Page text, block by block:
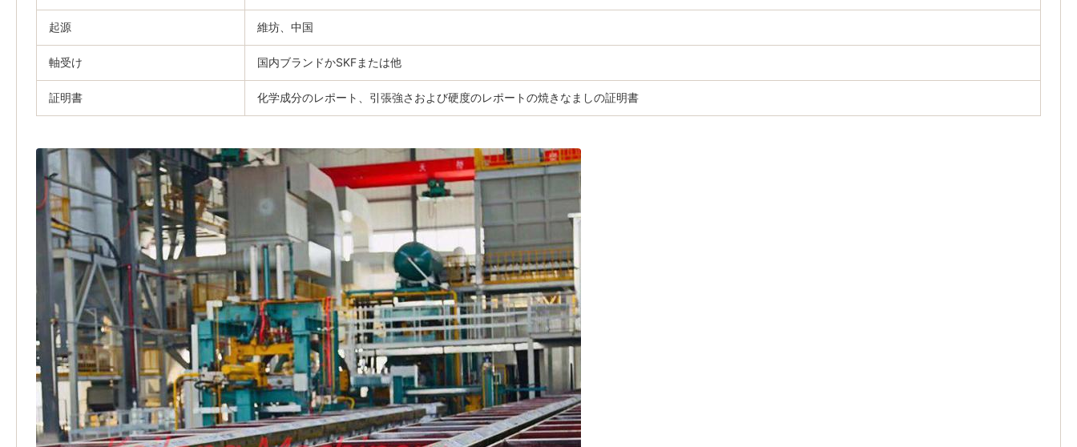
起源 維坊、中国
軸受け 国内ブランドかSKFまたは他
証明書 化学成分のレポート、引張強さおよび硬度のレポートの焼きなましの証明書